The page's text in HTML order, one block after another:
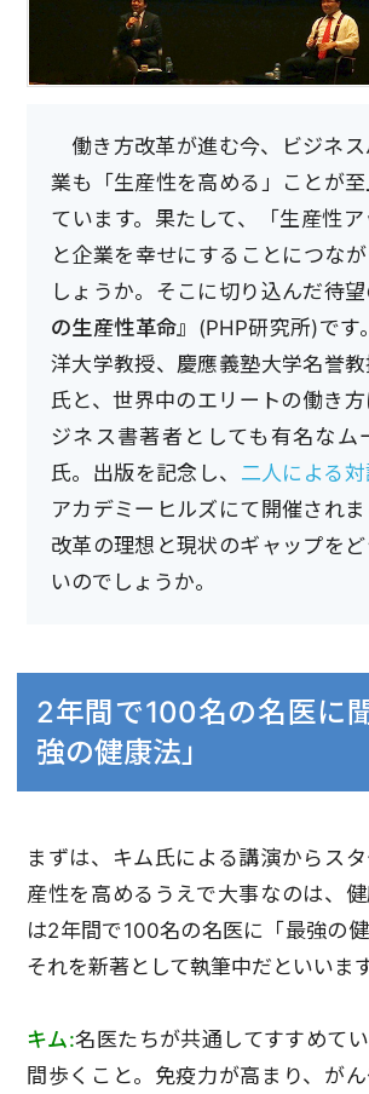
働き方改革が進む今、ビジネ
業も「生産性を高める」ことが
ています。果たして、「生産性
と企業を幸せにすることにつな
しょうか。そこに切り込んだ待
の生産性革命』 (PHP研究所)です
洋大学教授、慶應義塾大学名誉
氏と、世界中のエリートの働き
ジネス書著者としても有名なム
氏。出版を記念し、 二人による
アカデミーヒルズにて開催され
改革の理想と現状のギャップを
いのでしょうか。
2年間で100名の名医に
強の健康法」
まずは、キム氏による講演からス
産性を高めるうえで大事なのは、
は2年間で100名の名医に「最強の健
それを新著として執筆中だといいます
キム:名医たちが共通してすすめて
間歩くこと。免疫力が高まり、が